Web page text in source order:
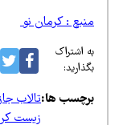
: کرمان نو
اشتراک
ها:تالاب
زیست کرمان